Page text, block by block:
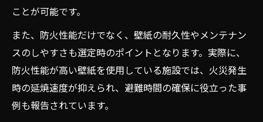
ことが可能です。
また、防火性能だけでなく、壁紙の耐久性やメンテナン
スのしやすさも選定時のポイントとなります。実際に、
防火性能が高い壁紙を使用している施設では、火災発生
時の延焼速度が抑えられ、避難時間の確保に役立った事
例も報告されています。